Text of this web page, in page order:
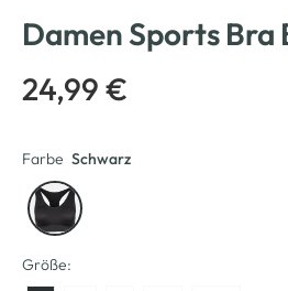
Damen Sports Bra
24,99 €
Farbe Schwarz
Größe: